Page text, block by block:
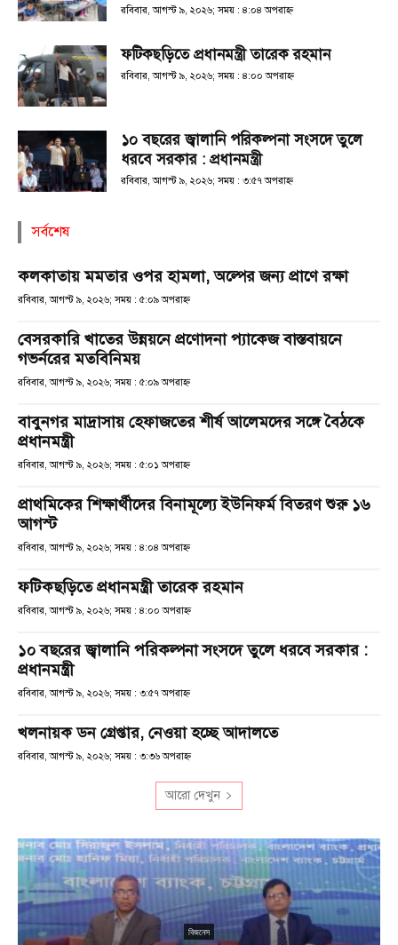
রবিবার, আগস্ট ৯, ২০২৬; সময় : ৪:০৪ অপরাহ্ণ
ফটিকছড়িতে প্রধানমন্ত্রী তারেক রহমান
রবিবার, আগস্ট ৯, ২০২৬; সময় : ৪:০০ অপরাহ্ণ
১০ বছরের জ্বালানি পরিকল্পনা সংসদে তুলে
ধরবে সরকার : প্রধানমন্ত্রী
রবিবার, আগস্ট ৯, ২০২৬; সময় : ৩:৫৭ অপরাহ্ণ
সর্বশেষ
কলকাতায় মমতার ওপর হামলা, অল্পের জন্য প্রাণে রক্ষা
রবিবার, আগস্ট ৯, ২০২৬; সময় : ৫:০৯ অপরাহ্ণ
বেসরকারি খাতের উন্নয়নে প্রণোদনা প্যাকেজ বাস্তবায়নে
গভর্নরের মতবিনিময়
রবিবার, আগস্ট ৯, ২০২৬; সময় : ৫:০৯ অপরাহ্ণ
বাবুনগর মাদ্রাসায় হেফাজতের শীর্ষ আলেমদের সঙ্গে বৈঠকে
প্রধানমন্ত্রী
রবিবার, আগস্ট ৯, ২০২৬; সময় : ৫:০১ অপরাহ্ণ
প্রাথমিকের শিক্ষার্থীদের বিনামূল্যে ইউনিফর্ম বিতরণ শুরু ১৬
আগস্ট
রবিবার, আগস্ট ৯, ২০২৬; সময় : ৪:০৪ অপরাহ্ণ
ফটিকছড়িতে প্রধানমন্ত্রী তারেক রহমান
রবিবার, আগস্ট ৯, ২০২৬; সময় : ৪:০০ অপরাহ্ণ
১০ বছরের জ্বালানি পরিকল্পনা সংসদে তুলে ধরবে সরকার :
প্রধানমন্ত্রী
রবিবার, আগস্ট ৯, ২০২৬; সময় : ৩:৫৭ অপরাহ্ণ
খলনায়ক ডন গ্রেপ্তার, নেওয়া হচ্ছে আদালতে
রবিবার, আগস্ট ৯, ২০২৬; সময় : ৩:৩৬ অপরাহ্ণ
আরো দেখুন
বিজনেস